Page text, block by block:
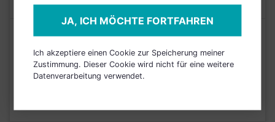
Risikoeinstufung laut Anbieter (KID)
1 2 3 4
JA, ICH MÖCHTE FORTFAHREN
Ich akzeptiere einen Cookie zur Speicherung meiner
Zustimmung. Dieser Cookie wird nicht für eine weitere
Datenverarbeitung verwendet.